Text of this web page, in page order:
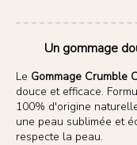
Un gommage
Le Gommage Crumble
douce et efficace.
100% d'origine
une peau sublimée et
respecte la peau.